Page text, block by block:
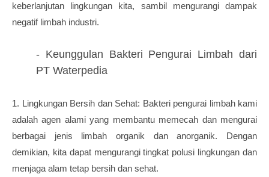
keberlanjutan lingkungan kita, sambil mengurangi dampak
negatif limbah industri.
- Keunggulan Bakteri Pengurai Limbah dari
PT Waterpedia
1. Lingkungan Bersih dan Sehat: Bakteri pengurai limbah kami
adalah agen alami yang membantu memecah dan mengurai
berbagai jenis limbah organik dan anorganik. Dengan
demikian, kita dapat mengurangi tingkat polusi lingkungan dan
menjaga alam tetap bersih dan sehat.